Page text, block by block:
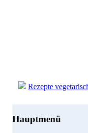
Rezepte
Hauptmenü